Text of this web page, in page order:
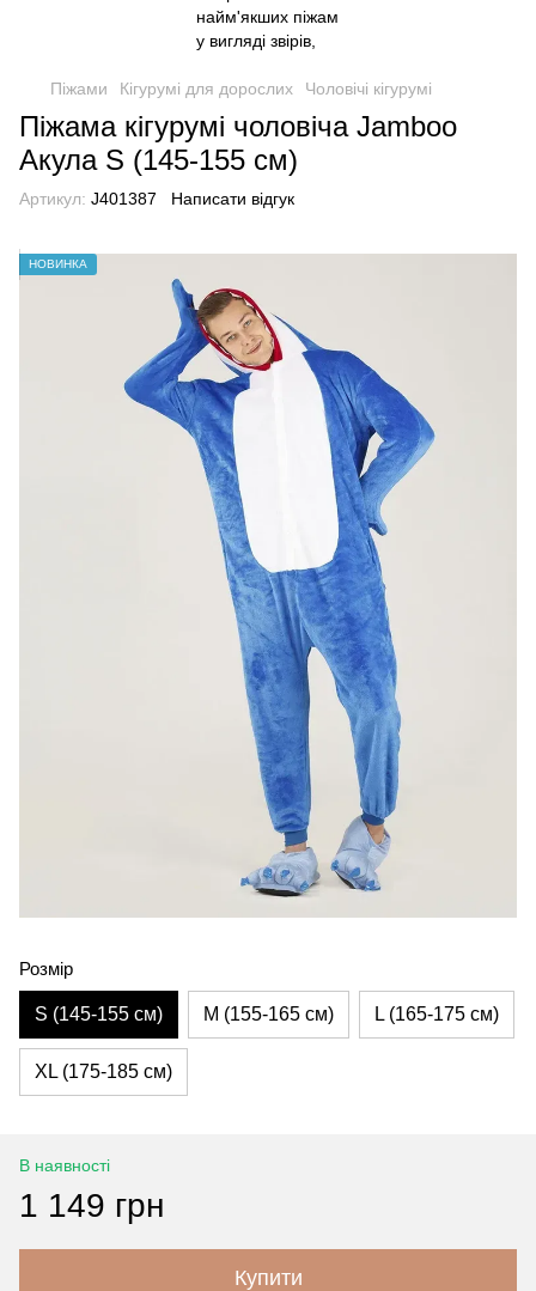
Піжами Кігурумі для дорослих Чоловічі кігурумі
Піжама кігурумі чоловіча Jamboo
Акула S (145-155 см)
Артикул: J401387 Написати відгук
НОВИНКА
Розмір
S (145-155 см) M (155-165 см) L (165-175 см)
XL (175-185 см)
В наявності
1 149 грн
Купити